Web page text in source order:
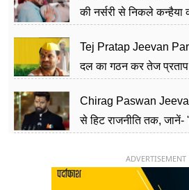
की नर्सरी से निकले
Tej Pratap Jeevan
दल का गठन कर तेज प्रताप
Chirag Paswan
से हिट राजनीति तक, जानें-
ADVERTISEMENT